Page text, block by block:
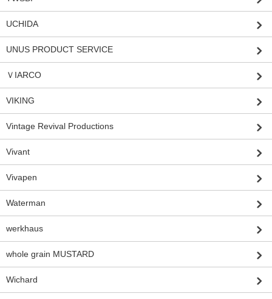
UCHIDA
UNUS PRODUCT SERVICE
ＶIARCO
VIKING
Vintage Revival Productions
Vivant
Vivapen
Waterman
werkhaus
whole grain MUSTARD
Wichard